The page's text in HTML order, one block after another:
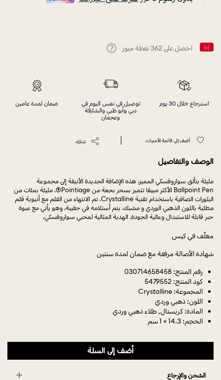
احصل على 362 نقطة ميوز
استرجاع خلال 30 يوم
توصيل في نفس اليوم في
دبي وأبو ظبي والشارقة
وعجمان
ضمان لمدة عامين
أضف إلى قائمة الأمنيات شارك
الوصف والتفاصيل
مليئة بتألق سواروفسكي المميز، هذه الإضافة الجديدة الأنيقة إلى مجموعة
Ballpoint Pen الأكثر مبيعًا تتميز بسحر بجعة من Pointiage®. مليئة بمئات من
البلورات الصافية باستخدام تقنية Crystalline، تم الانتهاء من القلم مع أنبوبة قلم
مطلية باللون الذهبي الوردي و مشبك. يتم أستلامه في حقيبة، وهو يأتي مع عبوة
حبر قابلة للاستبدال وعالية الجودة. الهدية المثالية لمحبي سواروفسكي.
مغلّف في كيس
شهادة الأصالة مرفقة مع ضمان لمدة سنتين
رقم المنتج: 030714658458
كود المنتج: 5479552
المجموعة: Crystalline
اللون: ذهبي وردي
المادة: كريستال, طلاء ذهبي وردي
الحجم: 14.3 × 1 سم
أضف إلى السلة
الشحن والإرجاع